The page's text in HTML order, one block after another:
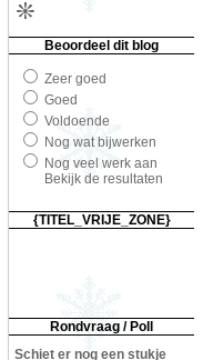
Beoordeel dit blog
Zeer goed
Goed
Voldoende
Nog wat bijwerken
Nog veel werk aan
Bekijk de resultaten
{TITEL_VRIJE_ZONE}
Rondvraag / Poll
Schiet er nog een stukje